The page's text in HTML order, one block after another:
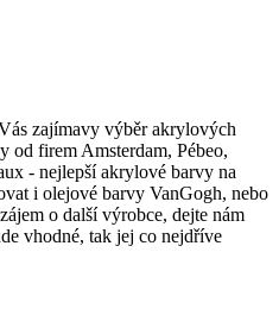
zajímavy výběr akrylových
od firem Amsterdam, Pébeo,
- nejlepší akrylové barvy na
i olejové barvy VanGogh, nebo
o další výrobce, dejte nám
vhodné, tak jej co nejdříve